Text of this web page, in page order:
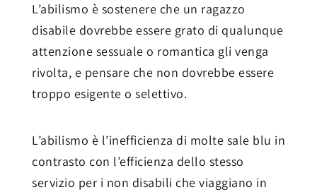
L’abilismo è sostenere che un ragazzo
disabile dovrebbe essere grato di qualunque
attenzione sessuale o romantica gli venga
rivolta, e pensare che non dovrebbe essere
troppo esigente o selettivo.
L’abilismo è l’inefficienza di molte sale blu in
contrasto con l’efficienza dello stesso
servizio per i non disabili che viaggiano in